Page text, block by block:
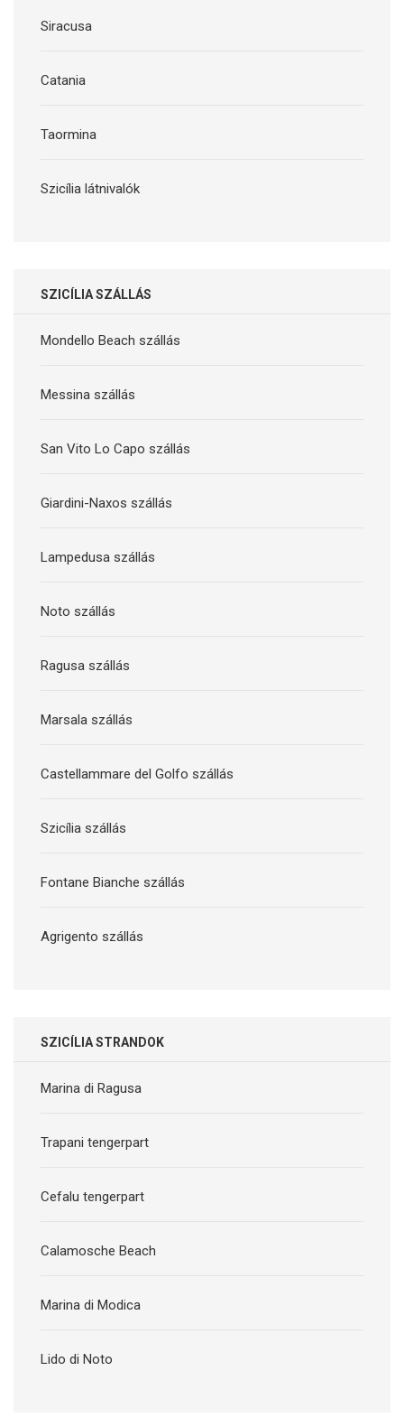
Siracusa
Catania
Taormina
Szicília látnivalók
SZICÍLIA SZÁLLÁS
Mondello Beach szállás
Messina szállás
San Vito Lo Capo szállás
Giardini-Naxos szállás
Lampedusa szállás
Noto szállás
Ragusa szállás
Marsala szállás
Castellammare del Golfo szállás
Szicília szállás
Fontane Bianche szállás
Agrigento szállás
SZICÍLIA STRANDOK
Marina di Ragusa
Trapani tengerpart
Cefalu tengerpart
Calamosche Beach
Marina di Modica
Lido di Noto